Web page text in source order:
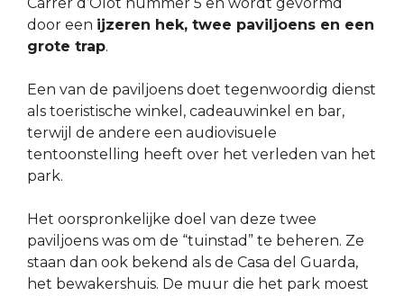
Carrer d’Olot nummer 5 en wordt gevormd
door een ijzeren hek, twee paviljoens en een
grote trap.
Een van de paviljoens doet tegenwoordig dienst
als toeristische winkel, cadeauwinkel en bar,
terwijl de andere een audiovisuele
tentoonstelling heeft over het verleden van het
park.
Het oorspronkelijke doel van deze twee
paviljoens was om de “tuinstad” te beheren. Ze
staan dan ook bekend als de Casa del Guarda,
het bewakershuis. De muur die het park moest